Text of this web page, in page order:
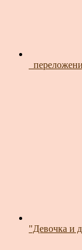
"Девочка и